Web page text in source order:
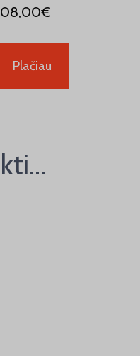
€
Plačiau